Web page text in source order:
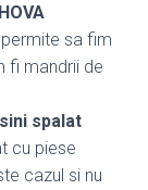
sa fim
fi mandrii de
spalat
cu piese
cazul si nu